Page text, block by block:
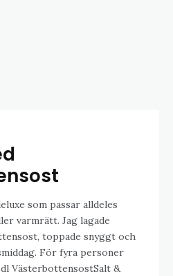
som passar alldeles
varmrätt. Jag lagade
toppade snyggt och
personer
VästerbottensostSalt &